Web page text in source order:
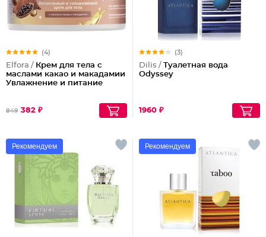
(4)
Elfora / Крем для тела с
маслами какао и макадамии
Увлажнение и питание
849 382 ₽
(3)
Dilis / Туалетная вода
Odyssey
1960 ₽
Рекомендуем Рекомендуем